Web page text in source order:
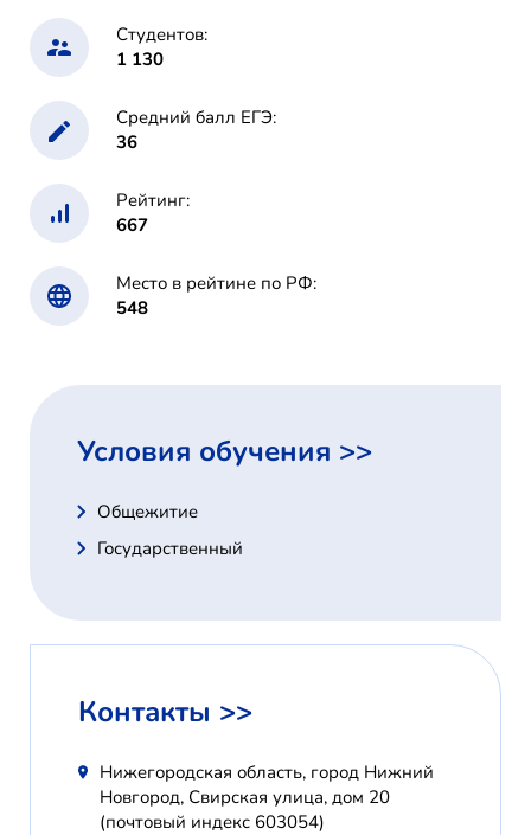
Студентов:
1 130
Средний балл ЕГЭ:
36
Рейтинг:
667
Место в рейтине по РФ:
548
Условия обучения >>
Общежитие
Государственный
Контакты >>
Нижегородская область, город Нижний
Новгород, Свирская улица, дом 20
(почтовый индекс 603054)